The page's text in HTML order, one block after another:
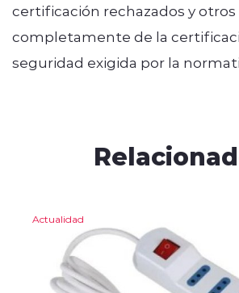
certificación rechazados y
completamente de la
seguridad exigida por la
Actualidad